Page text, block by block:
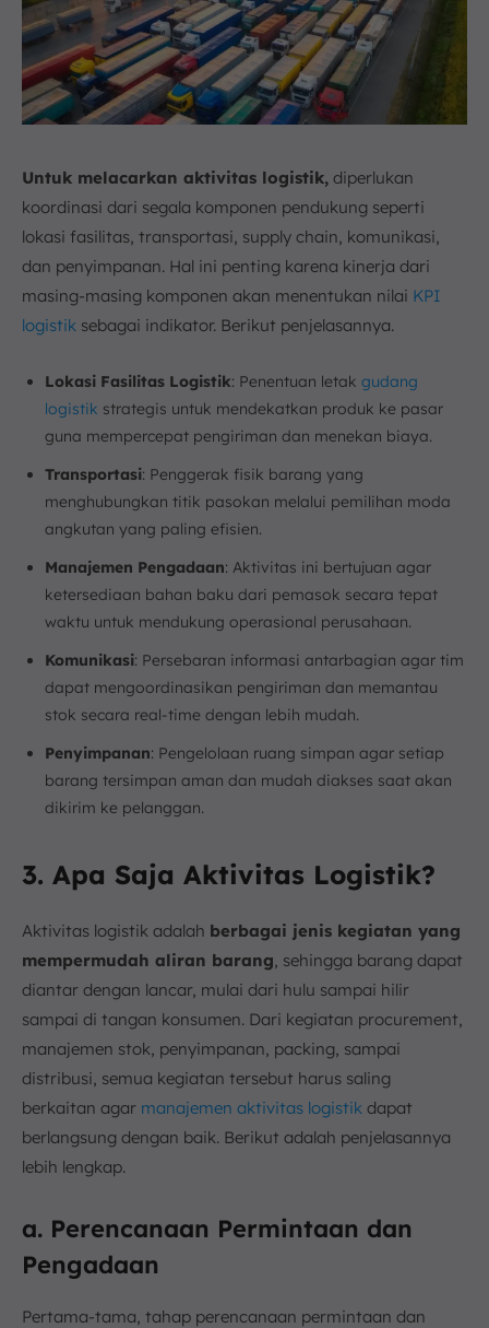
Untuk melacarkan aktivitas logistik, diperlukan
koordinasi dari segala komponen pendukung seperti
lokasi fasilitas, transportasi, supply chain, komunikasi,
dan penyimpanan. Hal ini penting karena kinerja dari
masing-masing komponen akan menentukan nilai KPI
logistik sebagai indikator. Berikut penjelasannya.
Lokasi Fasilitas Logistik: Penentuan letak gudang
logistik strategis untuk mendekatkan produk ke pasar
guna mempercepat pengiriman dan menekan biaya.
Transportasi: Penggerak fisik barang yang
menghubungkan titik pasokan melalui pemilihan moda
angkutan yang paling efisien.
Manajemen Pengadaan: Aktivitas ini bertujuan agar
ketersediaan bahan baku dari pemasok secara tepat
waktu untuk mendukung operasional perusahaan.
Komunikasi: Persebaran informasi antarbagian agar tim
dapat mengoordinasikan pengiriman dan memantau
stok secara real-time dengan lebih mudah.
Penyimpanan: Pengelolaan ruang simpan agar setiap
barang tersimpan aman dan mudah diakses saat akan
dikirim ke pelanggan.
3. Apa Saja Aktivitas Logistik?
Aktivitas logistik adalah berbagai jenis kegiatan yang
mempermudah aliran barang , sehingga barang dapat
diantar dengan lancar, mulai dari hulu sampai hilir
sampai di tangan konsumen. Dari kegiatan procurement,
manajemen stok, penyimpanan, packing, sampai
distribusi, semua kegiatan tersebut harus saling
berkaitan agar manajemen aktivitas logistik dapat
berlangsung dengan baik. Berikut adalah penjelasannya
lebih lengkap.
a. Perencanaan Permintaan dan
Pengadaan
Pertama-tama, tahap perencanaan permintaan dan